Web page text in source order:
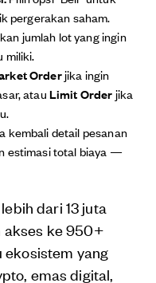
pergerakan saham.
jumlah lot yang ingin
miliki.
Orderjika ingin
atauLimit Orderjika
kembali detail pesanan
estimasi total biaya —
dari 13 juta
akses ke 950+
ekosistem yang
emas digital,